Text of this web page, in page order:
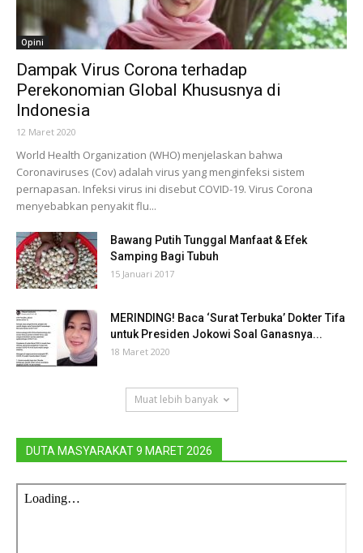
Opini
Dampak Virus Corona terhadap
Perekonomian Global Khususnya di
Indonesia
12 Maret 2020
World Health Organization (WHO) menjelaskan bahwa
Coronaviruses (Cov) adalah virus yang menginfeksi sistem
pernapasan. Infeksi virus ini disebut COVID-19. Virus Corona
menyebabkan penyakit flu...
Bawang Putih Tunggal Manfaat & Efek
Samping Bagi Tubuh
15 Januari 2017
MERINDING! Baca ‘Surat Terbuka’ Dokter Tifa
untuk Presiden Jokowi Soal Ganasnya...
18 Maret 2020
Muat lebih banyak
DUTA MASYARAKAT 9 MARET 2026